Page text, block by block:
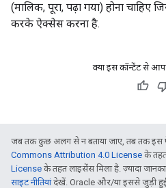
(मालिक, पूरा, पढ़ा गया) होना
करके ऐक्सेस करना है.
क्या इस कॉन्टेंट से
जब तक कुछ अलग से न बताया जाए, तब तक इस
Commons Attribution 4.0 License के
License के तहत लाइसेंस मिला है. ज़्यादा
साइट नीतियांदेखें. Oracle और/या इससे जुड़ी हुई